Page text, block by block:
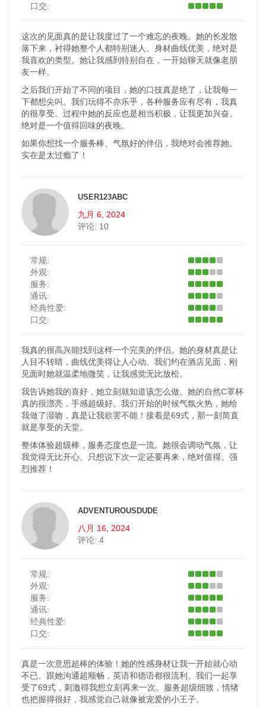
口交:
这次的见面真的是让我度过了一个难忘的夜晚。她的长发散
落下来，衬得她整个人都特别迷人。身材曲线优美，绝对是
我喜欢的类型。她让我感到特别自在，一开始聊天就像老朋
友一样。
之后我们开始了不同的项目，她的口技真是绝了，让我每一
下都想尖叫。我们玩得不亦乐乎，各种服务应有尽有，我真
的很享受。过程中她的反应也是相当积极，让我更加兴奋。
绝对是一个值得回味的夜晚。
如果你想找一个服务棒、气氛好的伴侣，我绝对会推荐她。
实在是太过瘾了！
USER123ABC
九月 6, 2024
评论: 10
常规:
外观:
服务:
通讯:
经典性爱:
口交:
我真的很高兴能找到这样一个完美的伴侣。她的身材真是让
人目不转睛，曲线优美得让人心动。我们约在酒店见面，刚
见面时她就温柔地微笑，让我感觉无比放松。
我告诉她我的喜好，她立刻就知道该怎么做。她的自然C罩杯
真的很漂亮，手感超级好。我们开始的时候气氛火热，她给
我做了湿吻，真是让我欲罢不能！接着是69式，那一刻简直
就是享受的天堂。
整体体验超级棒，服务态度也是一流。她很会调动气氛，让
我觉得无比开心。只想说下次一定还要再来，绝对值得。强
烈推荐！
ADVENTUROUSDUDE
八月 16, 2024
评论: 4
常规:
外观:
服务:
通讯:
经典性爱:
口交:
真是一次意思超棒的体验！她的性感身材让我一开始就心动
不已。跟她沟通超顺畅，英语和德语都很流利。我们一起享
受了69式，刺激得我想立刻再来一次。服务超级细致，情绪
也把握得很好，我感觉自己就像被宠爱的小王子。